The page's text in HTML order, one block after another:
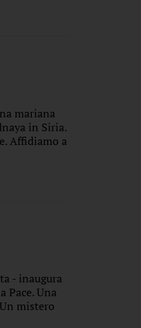
mariana
in Siria.
Affidiamo a
- inaugura
Pace. Una
mistero